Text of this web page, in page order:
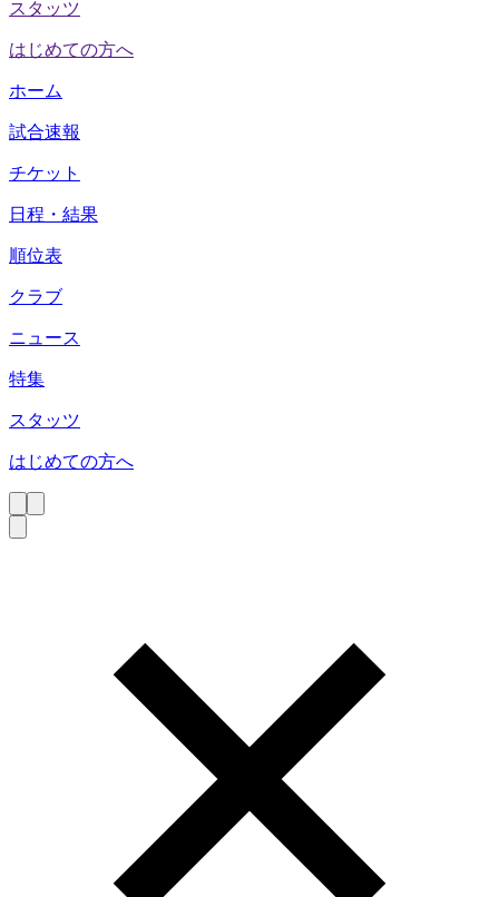
スタッツ
はじめての方へ
ホーム
試合速報
チケット
日程・結果
順位表
クラブ
ニュース
特集
スタッツ
はじめての方へ